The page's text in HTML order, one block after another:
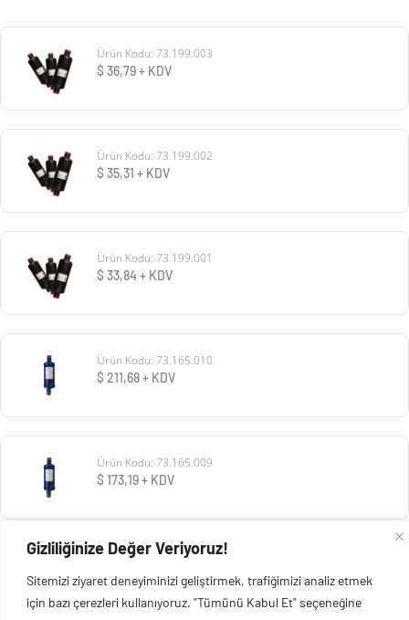
Gizliliğinize Değer Veriyoruz!
Sitemizi ziyaret deneyiminizi geliştirmek, trafiğimizi analiz etmek
için bazı çerezleri kullanıyoruz. "Tümünü Kabul Et" seçeneğine
Ürün Kodu: 73.199.003
$ 36,79+ KDV
Ürün Kodu: 73.199.002
$ 35,31 + KDV
Ürün Kodu: 73.199.001
$ 33,84+ KDV
Ürün Kodu: 73.165.010
$ 211,68+ KDV
Ürün Kodu: 73.165.009
$ 173,19+ KDV
$73,13+ KDV